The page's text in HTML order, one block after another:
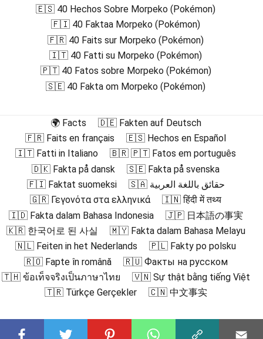
🇪🇸 40 Hechos Sobre Morpeko (Pokémon)
🇫🇮 40 Faktaa Morpeko (Pokémon)
🇫🇷 40 Faits sur Morpeko (Pokémon)
🇮🇹 40 Fatti su Morpeko (Pokémon)
🇵🇹 40 Fatos sobre Morpeko (Pokémon)
🇸🇪 40 Fakta om Morpeko (Pokémon)
🌍 Facts
🇩🇪 Fakten auf Deutsch
🇫🇷 Faits en français
🇪🇸 Hechos en Español
🇮🇹 Fatti in Italiano
🇧🇷 🇵🇹 Fatos em português
🇩🇰 Fakta på dansk
🇸🇪 Fakta på svenska
🇫🇮 Faktat suomeksi
🇸🇦 حقائق باللغة العربية
🇬🇷 Γεγονότα στα ελληνικά
🇮🇳 हिंदी में तथ्य
🇮🇩 Fakta dalam Bahasa Indonesia
🇯🇵 日本語の事実
🇰🇷 한국어로 된 사실
🇲🇾 Fakta dalam Bahasa Melayu
🇳🇱 Feiten in het Nederlands
🇵🇱 Fakty po polsku
🇷🇴 Fapte în română
🇷🇺 Факты на русском
🇹🇭 ข้อเท็จจริงเป็นภาษาไทย
🇻🇳 Sự thật bằng tiếng Việt
🇹🇷 Türkçe Gerçekler
🇨🇳 中文事实